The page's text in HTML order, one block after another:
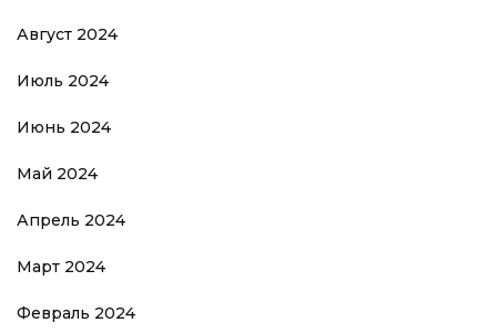
Август 2024
Июль 2024
Июнь 2024
Май 2024
Апрель 2024
Март 2024
Февраль 2024